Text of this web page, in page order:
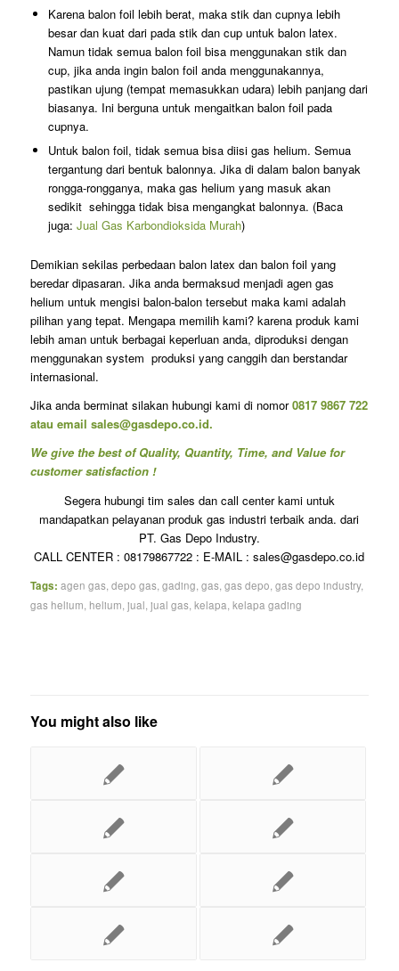
Karena balon foil lebih berat, maka stik dan cupnya lebih
besar dan kuat dari pada stik dan cup untuk balon latex.
Namun tidak semua balon foil bisa menggunakan stik dan
cup, jika anda ingin balon foil anda menggunakannya,
pastikan ujung (tempat memasukkan udara) lebih panjang dari
biasanya. Ini berguna untuk mengaitkan balon foil pada
cupnya.
Untuk balon foil, tidak semua bisa diisi gas helium. Semua
tergantung dari bentuk balonnya. Jika di dalam balon banyak
rongga-rongganya, maka gas helium yang masuk akan
sedikit sehingga tidak bisa mengangkat balonnya. (Baca
juga: Jual Gas Karbondioksida Murah)
Demikian sekilas perbedaan balon latex dan balon foil yang
beredar dipasaran. Jika anda bermaksud menjadi agen gas
helium untuk mengisi balon-balon tersebut maka kami adalah
pilihan yang tepat. Mengapa memilih kami? karena produk kami
lebih aman untuk berbagai keperluan anda, diproduksi dengan
menggunakan system produksi yang canggih dan berstandar
internasional.
Jika anda berminat silakan hubungi kami di nomor0817 9867 722
atau email sales@gasdepo.co.id.
We give the best of Quality, Quantity, Time, and Value for
customer satisfaction !
Segera hubungi tim sales dan call center kami untuk
mandapatkan pelayanan produk gas industri terbaik anda. dari
PT. Gas Depo Industry.
CALL CENTER : 08179867722 : E-MAIL : sales@gasdepo.co.id
Tags: agen gas, depo gas, gading gas, gas depo gas depo industry,
gas helium helium jual jual gas, kelapa kelapa gading
You might also like